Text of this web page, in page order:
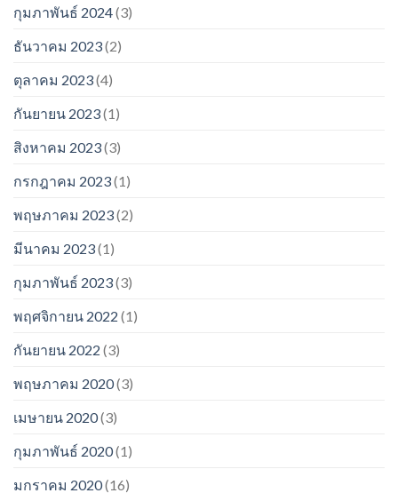
กุมภาพันธ์ 2024(3)
ธันวาคม 2023(2)
ตุลาคม 2023(4)
กันยายน 2023(1)
สิงหาคม 2023(3)
กรกฎาคม 2023(1)
พฤษภาคม 2023(2)
มีนาคม 2023(1)
กุมภาพันธ์ 2023(3)
พฤศจิกายน 2022 (1)
กันยายน 2022 (3)
พฤษภาคม 2020(3)
เมษายน 2020(3)
กุมภาพันธ์ 2020(1)
มกราคม 2020(16)